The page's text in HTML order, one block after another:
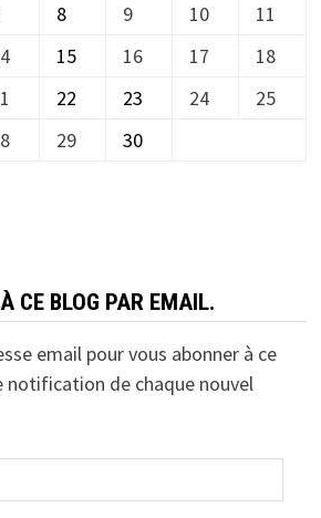
8 9 10
11
15 16 17
18
22 23 24
25
29 30
CE BLOG PAR EMAIL.
email pour vous abonner à ce
notification de chaque nouvel